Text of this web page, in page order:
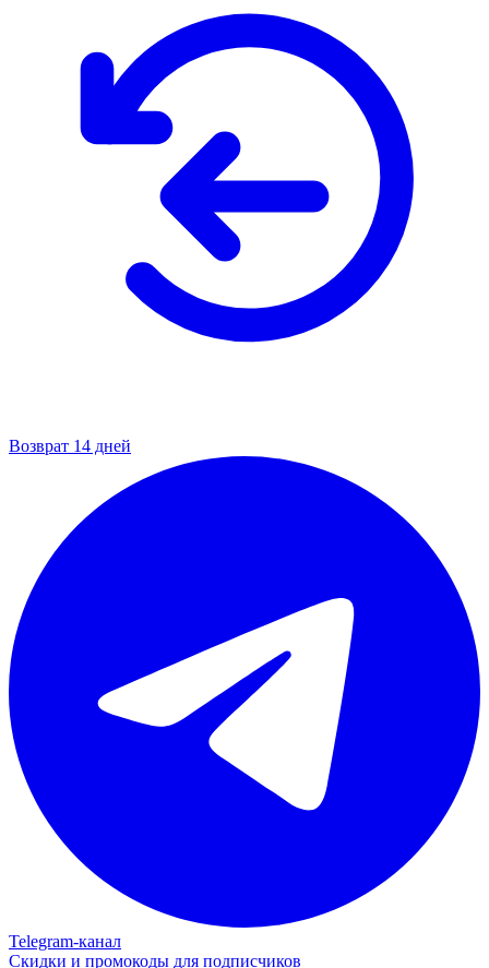
Возврат 14 дней
Telegram‑канал
Скидки и промокоды для подписчиков